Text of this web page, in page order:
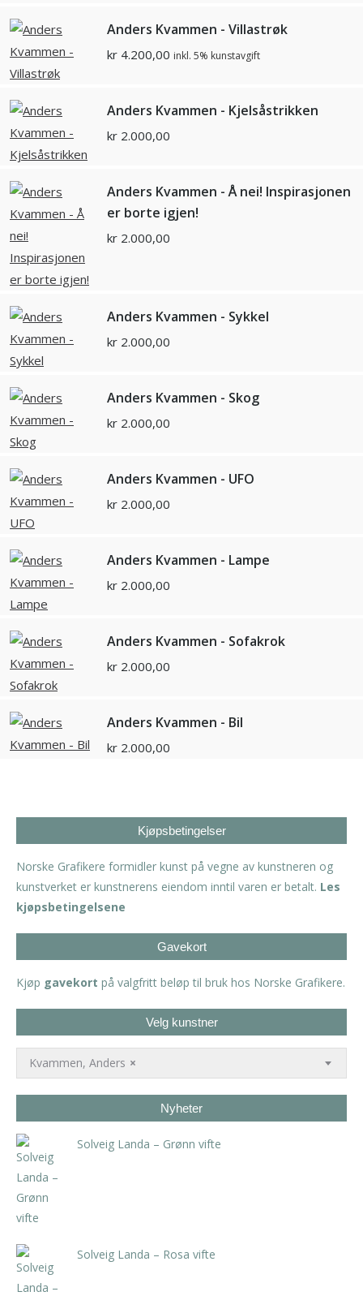
Anders Kvammen - Villastrøk
kr 4.200,00 inkl. 5% kunstavgift
Anders Kvammen - Kjelsåstrikken
kr 2.000,00
Anders Kvammen - Å nei! Inspirasjonen
er borte igjen!
kr 2.000,00
Anders Kvammen - Sykkel
kr 2.000,00
Anders Kvammen - Skog
kr 2.000,00
Anders Kvammen - UFO
kr 2.000,00
Anders Kvammen - Lampe
kr 2.000,00
Anders Kvammen - Sofakrok
kr 2.000,00
Anders Kvammen - Bil
kr 2.000,00
Kjøpsbetingelser
Norske Grafikere formidler kunst på vegne av kunstneren og
kunstverket er kunstnerens eiendom inntil varen er betalt. Les
kjøpsbetingelsene
Gavekort
Kjøp gavekort på valgfritt beløp til bruk hos Norske Grafikere.
Velg kunstner
×
Kvammen, Anders
Nyheter
Solveig Landa – Grønn vifte
Solveig Landa – Rosa vifte